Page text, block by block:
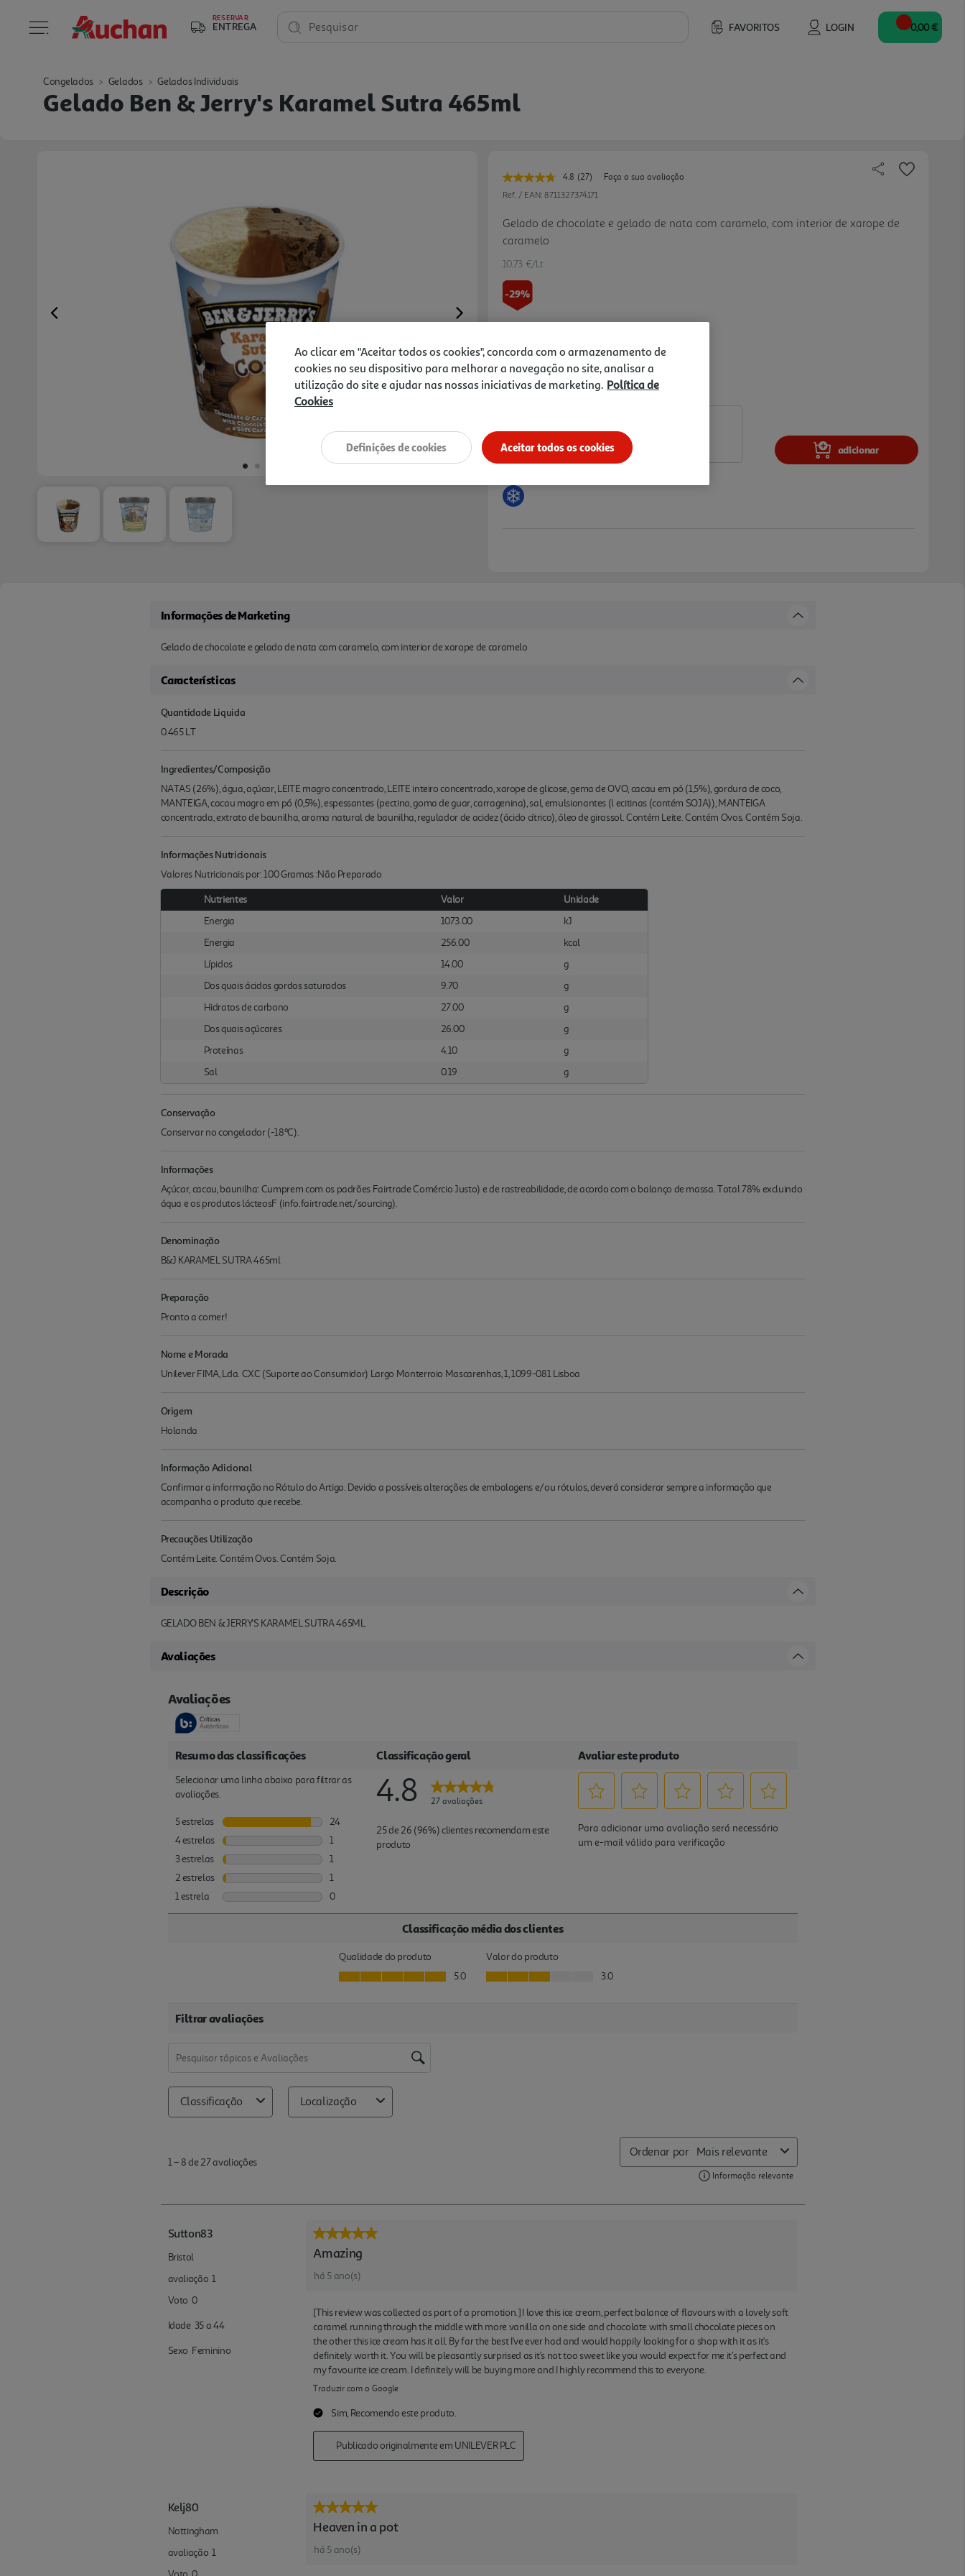
RESERVAR
ENTREGA FAVORITOS LOGIN
Pesquisar 0,00 €
Congelados Gelados Gelados Individuais
Gelado Ben & Jerry's Karamel Sutra 465ml
Previous Next
4.8 Leu
27
Link
para
(27)
Faça a sua avaliação
Ref. / EAN: 8711327374171
Gelado de chocolate e gelado de nata com caramelo, com interior de xarope de
caramelo
10.73 €/Lt
-29%
Price reduced from
to
4,99 €
de 5/8/2026 a 18/8/2026
Notas de preparação
adicionar
Informações de Marketing
Gelado de chocolate e gelado de nata com caramelo, com interior de xarope de caramelo
Características
Quantidade Liquida
0.465 LT
Ingredientes/Composição
NATAS (26%), água, açúcar, LEITE magro concentrado, LEITE inteiro concentrado, xarope de glicose, gema de OVO, cacau em pó (1,5%), gordura de coco,
MANTEIGA, cacau magro em pó (0,5%), espessantes (pectina, goma de guar, carragenina), sal, emulsionantes (l ecitinas (contém SOJA)), MANTEIGA
concentrada, extrato de baunilha, aroma natural de baunilha, regulador de acidez (ácido cítrico), óleo de girassol. Contém Leite. Contém Ovos. Contém Soja.
Informações Nutricionais
Valores Nutricionais por: 100 Gramas :Não Preparado
Nutrientes Valor
Unidade
Energia
1073.00
kJ
Energia
256.00
kcal
Lípidos
14.00
g
Dos quais ácidos gordos saturados
9.70
g
Hidratos de carbono
27.00
g
Dos quais açúcares
26.00
g
Proteínas
4.10
g
Sal
0.19 g
Conservação
Conservar no congelador (-18ºC).
Informações
Açúcar, cacau, baunilha: Cumprem com os padrões Fairtrade Comércio Justo) e de rastreabilidade, de acordo com o balanço de massa. Total 78% excluindo
áqua e os produtos lácteosF (info.fairtrade.net/sourcing).
Denominação
B&J KARAMEL SUTRA 465ml
Preparação
Pronto a comer!
Nome e Morada
Unilever FIMA, Lda. CXC (Suporte ao Consumidor) Largo Monterroio Mascarenhas, 1, 1099-081 Lisboa
Origem
Holanda
Informação Adicional
Confirmar a informação no Rótulo do Artigo. Devido a possíveis alterações de embalagens e/ou rótulos, deverá considerar sempre a informação que
acompanha o produto que recebe.
Precauções Utilização
Contém Leite. Contém Ovos. Contém Soja.
Descrição
GELADO BEN & JERRY'S KARAMEL SUTRA 465ML
Avaliações
Ao clicar em "Aceitar todos os cookies", concorda com o armazenamento de
cookies no seu dispositivo para melhorar a navegação no site, analisar a
utilização do site e ajudar nas nossas iniciativas de marketing. Política de
Cookies
Aceitar todos os cookies
Definições de cookies